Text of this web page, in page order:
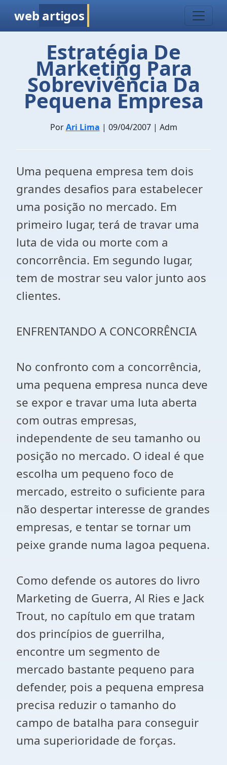
web artigos
Estratégia De
Marketing Para
Sobrevivência Da
Pequena Empresa
PorAri Lima | 09/04/2007 | Adm
Uma pequena empresa tem dois
grandes desafios para estabelecer
uma posição no mercado. Em
primeiro lugar, terá de travar uma
luta de vida ou morte com a
concorrência. Em segundo lugar,
tem de mostrar seu valor junto aos
clientes.
ENFRENTANDO A CONCORRÊNCIA
No confronto com a concorrência,
uma pequena empresa nunca deve
se expor e travar uma luta aberta
com outras empresas,
independente de seu tamanho ou
posição no mercado. O ideal é que
escolha um pequeno foco de
mercado, estreito o suficiente para
não despertar interesse de grandes
empresas, e tentar se tornar um
peixe grande numa lagoa pequena.
Como defende os autores do livro
Marketing de Guerra, Al Ries e Jack
Trout, no capítulo em que tratam
dos princípios de guerrilha,
encontre um segmento de
mercado bastante pequeno para
defender, pois a pequena empresa
precisa reduzir o tamanho do
campo de batalha para conseguir
uma superioridade de forças.